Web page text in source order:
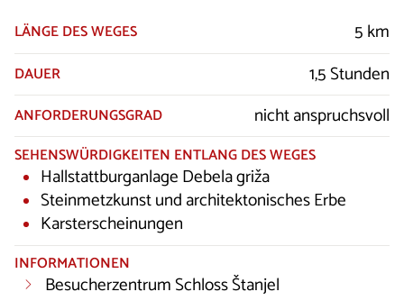
LÄNGE DES WEGES
5 km
DAUER 1,5 Stunden
ANFORDERUNGSGRAD nicht anspruchsvoll
SEHENSWÜRDIGKEITEN ENTLANG DES WEGES
Hallstattburganlage Debela griža
Steinmetzkunst und architektonisches Erbe
Karsterscheinungen
INFORMATIONEN
Besucherzentrum Schloss Štanjel